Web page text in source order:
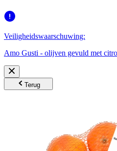
Veiligheidswaarschuwing:
Amo Gusti - olijven gevuld met
Terug